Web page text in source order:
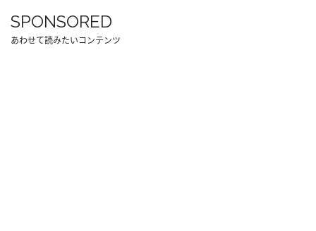
SPONSORED
あわせて読みたいコンテンツ